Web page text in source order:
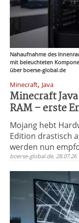
Nahaufnahme des
mit beleuchteten
über boerse-global.de
Minecraft, Java
Minecraft
RAM – erste
Mojang hebt
Edition drastisch
werden nun
boerse-global.de, 28.07.26